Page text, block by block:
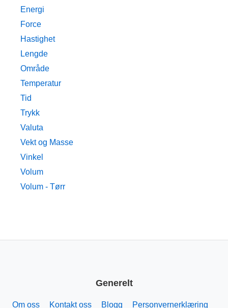
Energi
Force
Hastighet
Lengde
Område
Temperatur
Tid
Trykk
Valuta
Vekt og Masse
Vinkel
Volum
Volum - Tørr
Generelt
Om oss Kontakt oss Blogg Personvernerklæring